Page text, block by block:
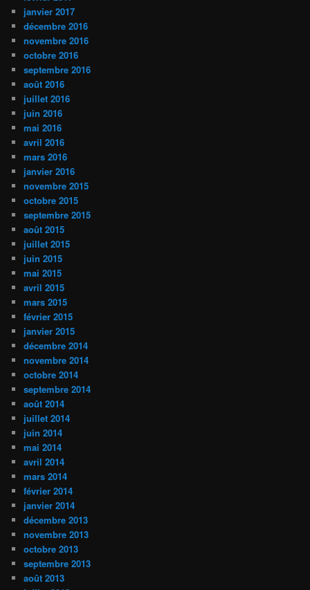
janvier 2017
décembre 2016
novembre 2016
octobre 2016
septembre 2016
août 2016
juillet 2016
juin 2016
mai 2016
avril 2016
mars 2016
janvier 2016
novembre 2015
octobre 2015
septembre 2015
août 2015
juillet 2015
juin 2015
mai 2015
avril 2015
mars 2015
février 2015
janvier 2015
décembre 2014
novembre 2014
octobre 2014
septembre 2014
août 2014
juillet 2014
juin 2014
mai 2014
avril 2014
mars 2014
février 2014
janvier 2014
décembre 2013
novembre 2013
octobre 2013
septembre 2013
août 2013